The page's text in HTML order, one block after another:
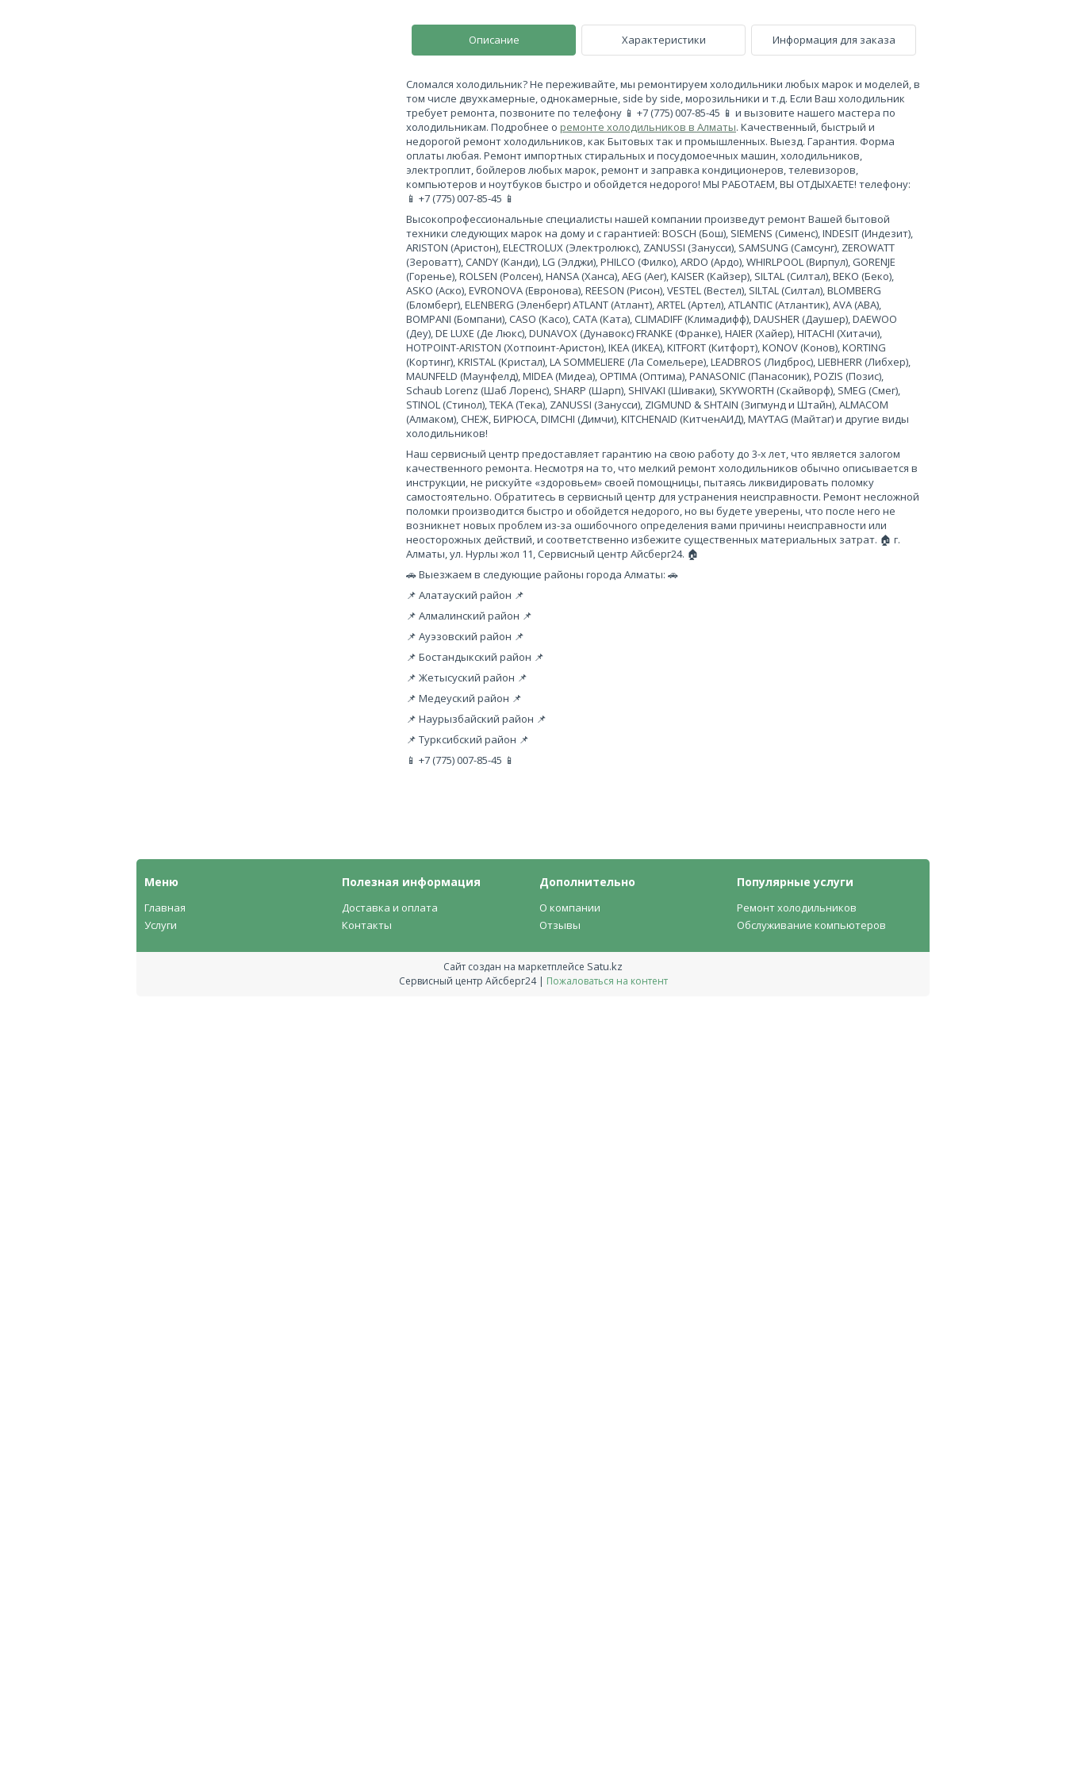
Описание Характеристики Информация для заказа
Сломался холодильник? Не переживайте, мы ремонтируем холодильники любых марок и моделей, в
том числе двухкамерные, однокамерные, side by side, морозильники и т.д. Если Ваш холодильник
требует ремонта, позвоните по телефону 📱 +7 (775) 007-85-45 📱 и вызовите нашего мастера по
холодильникам. Подробнее о ремонте холодильников в Алматы. Качественный, быстрый и
недорогой ремонт холодильников, как Бытовых так и промышленных. Выезд. Гарантия. Форма
оплаты любая. Ремонт импортных стиральных и посудомоечных машин, холодильников,
электроплит, бойлеров любых марок, ремонт и заправка кондиционеров, телевизоров,
компьютеров и ноутбуков быстро и обойдется недорого! МЫ РАБОТАЕМ, ВЫ ОТДЫХАЕТЕ! телефону:
📱 +7 (775) 007-85-45 📱
Высокопрофессиональные специалисты нашей компании произведут ремонт Вашей бытовой
техники следующих марок на дому и с гарантией: BOSCH (Бош), SIEMENS (Сименс), INDESIT (Индезит),
ARISTON (Аристон), ELECTROLUX (Электролюкс), ZANUSSI (Занусси), SAMSUNG (Самсунг), ZEROWATT
(Зероватт), CANDY (Канди), LG (Элджи), PHILCO (Филко), ARDO (Ардо), WHIRLPOOL (Вирпул), GORENJE
(Горенье), ROLSEN (Ролсен), HANSA (Ханса), AEG (Аег), KAISER (Кайзер), SILTAL (Силтал), BEKO (Беко),
ASKO (Аско), EVRONOVA (Евронова), REESON (Рисон), VESTEL (Вестел), SILTAL (Силтал), BLOMBERG
(Бломберг), ELENBERG (Эленберг) ATLANT (Атлант), ARTEL (Артел), ATLANTIC (Атлантик), AVA (АВА),
BOMPANI (Бомпани), CASO (Касо), CATA (Ката), CLIMADIFF (Климадифф), DAUSHER (Даушер), DAEWOO
(Деу), DE LUXE (Де Люкс), DUNAVOX (Дунавокс) FRANKE (Франке), HAIER (Хайер), HITACHI (Хитачи),
HOTPOINT-ARISTON (Хотпоинт-Аристон), IKEA (ИКЕА), KITFORT (Китфорт), KONOV (Конов), KORTING
(Кортинг), KRISTAL (Кристал), LA SOMMELIERE (Ла Сомельере), LEADBROS (Лидброс), LIEBHERR (Либхер),
MAUNFELD (Маунфелд), MIDEA (Мидеа), OPTIMA (Оптима), PANASONIC (Панасоник), POZIS (Позис),
Schaub Lorenz (Шаб Лоренс), SHARP (Шарп), SHIVAKI (Шиваки), SKYWORTH (Скайворф), SMEG (Смег),
STINOL (Стинол), TEKA (Тека), ZANUSSI (Занусси), ZIGMUND & SHTAIN (Зигмунд и Штайн), ALMACOM
(Алмаком), СНЕЖ, БИРЮСА, DIMCHI (Димчи), KITCHENAID (КитченАИД), MAYTAG (Майтаг) и другие виды
холодильников!
Наш сервисный центр предоставляет гарантию на свою работу до 3-х лет, что является залогом
качественного ремонта. Несмотря на то, что мелкий ремонт холодильников обычно описывается в
инструкции, не рискуйте «здоровьем» своей помощницы, пытаясь ликвидировать поломку
самостоятельно. Обратитесь в сервисный центр для устранения неисправности. Ремонт несложной
поломки производится быстро и обойдется недорого, но вы будете уверены, что после него не
возникнет новых проблем из-за ошибочного определения вами причины неисправности или
неосторожных действий, и соответственно избежите существенных материальных затрат. 🏠 г.
Алматы, ул. Нурлы жол 11, Сервисный центр Айсберг24. 🏠
🚗 Выезжаем в следующие районы города Алматы: 🚗
📌 Алатауский район 📌
📌 Алмалинский район 📌
📌 Ауэзовский район 📌
📌 Бостандыкский район 📌
📌 Жетысуский район 📌
📌 Медеуский район 📌
📌 Наурызбайский район 📌
📌 Турксибский район 📌
📱 +7 (775) 007-85-45 📱
Меню
Главная
Услуги
Полезная информация
Доставка и оплата
Контакты
Дополнительно
О компании
Отзывы
Популярные услуги
Ремонт холодильников
Обслуживание компьютеров
Сайт создан на маркетплейсе Satu.kz
Сервисный центр Айсберг24 | Пожаловаться на контент